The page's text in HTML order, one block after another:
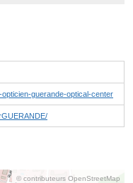
guerande-optical-center
© contributeurs OpenStreetMap